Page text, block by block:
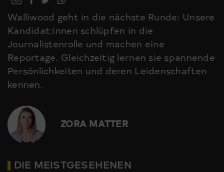
Walliwood geht in die nächste Runde: Unsere
Kandidat:innen schlüpfen in die
Journalistenrolle und machen eine
Reportage. Gleichzeitig lernen sie spannende
Persönlichkeiten und deren Leidenschaften
kennen.
ZORA MATTER
DIE MEISTGESEHENEN